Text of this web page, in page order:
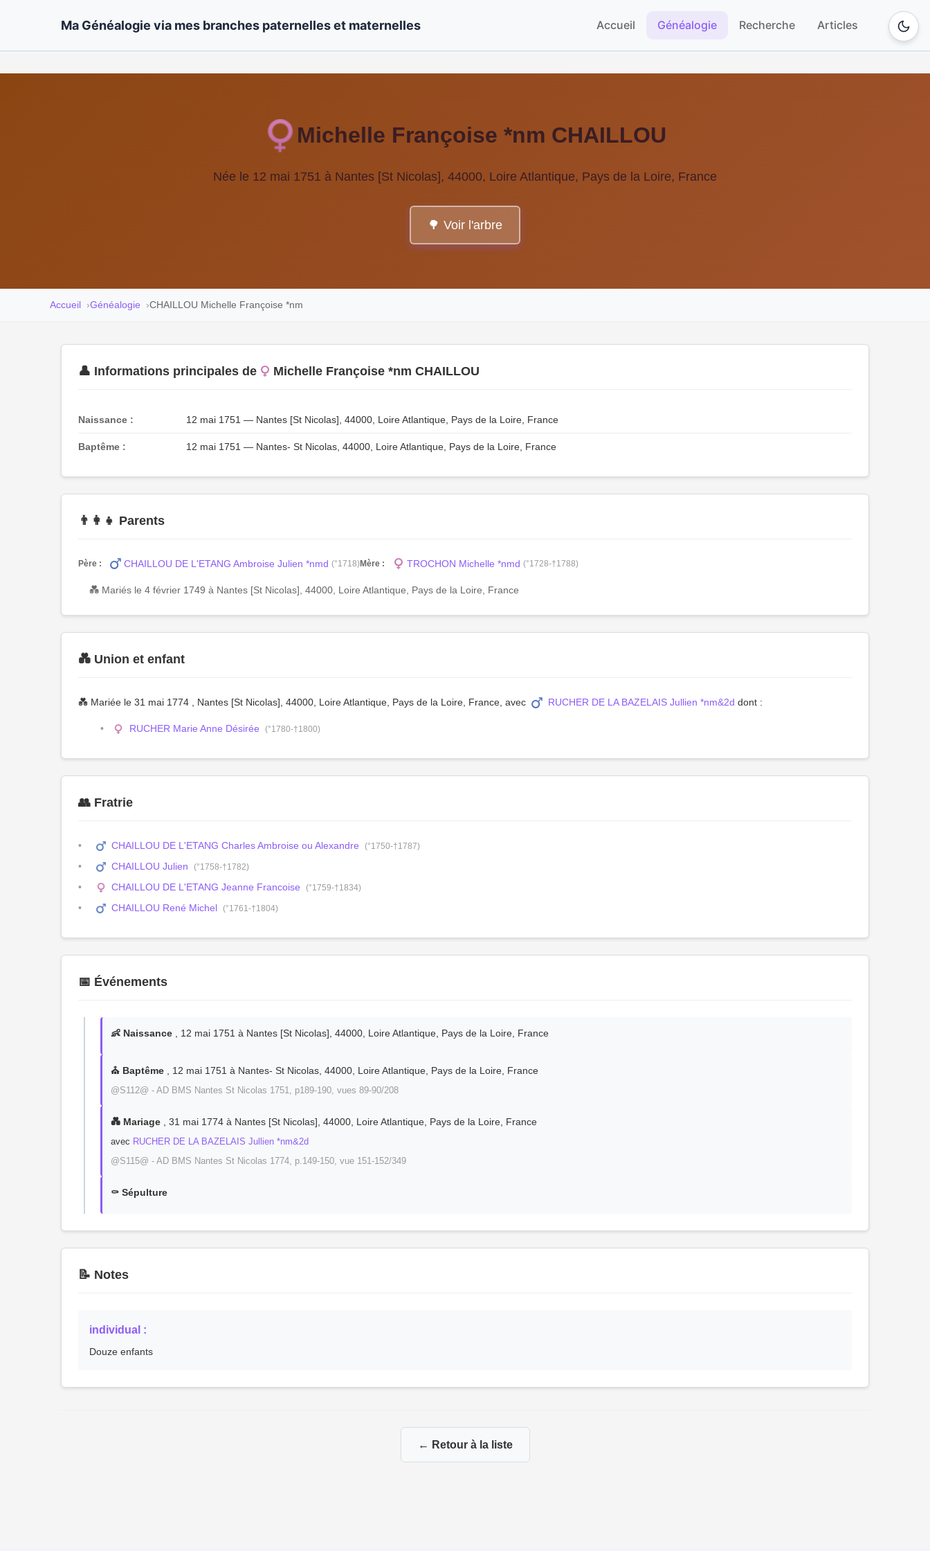
Ma Généalogie via mes branches paternelles et maternelles Accueil Généalogie Recherche Articles
Michelle Françoise *nm CHAILLOU
Née le 12 mai 1751 à Nantes [St Nicolas], 44000, Loire Atlantique, Pays de la Loire, France
🌳 Voir l'arbre
Accueil Généalogie CHAILLOU Michelle Françoise *nm
👤 Informations principales de Michelle Françoise *nm CHAILLOU
Naissance : 12 mai 1751 — Nantes [St Nicolas], 44000, Loire Atlantique, Pays de la Loire, France
Baptême : 12 mai 1751 — Nantes- St Nicolas, 44000, Loire Atlantique, Pays de la Loire, France
👨‍👩‍👧 Parents
Père : CHAILLOU DE L'ETANG Ambroise Julien *nmd (°1718)Mère : TROCHON Michelle *nmd (°1728-†1788)
💑 Mariés le 4 février 1749 à Nantes [St Nicolas], 44000, Loire Atlantique, Pays de la Loire, France
💑 Union et enfant
💑 Mariée le 31 mai 1774 , Nantes [St Nicolas], 44000, Loire Atlantique, Pays de la Loire, France, avec RUCHER DE LA BAZELAIS Jullien *nm&2d dont :
RUCHER Marie Anne Désirée (°1780-†1800)
👥 Fratrie
CHAILLOU DE L'ETANG Charles Ambroise ou Alexandre (°1750-†1787)
CHAILLOU Julien (°1758-†1782)
CHAILLOU DE L'ETANG Jeanne Francoise (°1759-†1834)
CHAILLOU René Michel (°1761-†1804)
📅 Événements
👶 Naissance , 12 mai 1751 à Nantes [St Nicolas], 44000, Loire Atlantique, Pays de la Loire, France
⛪ Baptême , 12 mai 1751 à Nantes- St Nicolas, 44000, Loire Atlantique, Pays de la Loire, France
@S112@ - AD BMS Nantes St Nicolas 1751, p189-190, vues 89-90/208
💑 Mariage , 31 mai 1774 à Nantes [St Nicolas], 44000, Loire Atlantique, Pays de la Loire, France
avec RUCHER DE LA BAZELAIS Jullien *nm&2d
@S115@ - AD BMS Nantes St Nicolas 1774, p.149-150, vue 151-152/349
⚰️ Sépulture
📝 Notes
individual :
Douze enfants
← Retour à la liste